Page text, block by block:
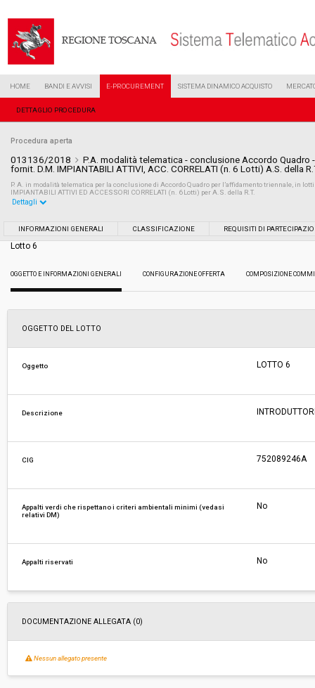
HOME BANDI E AVVISI E-PROCUREMENT SISTEMA DINAMICO ACQUISTO
DETTAGLIO PROCEDURA
Procedura aperta
013136/2018
P.A. modalità telematica - conclusione Accordo
fornit. D.M. IMPIANTABILI ATTIVI, ACC. CORRELATI (n. 6 Lotti) A.S. della
P. A. in modalità telematica per la conclusione di Accordo Quadro per l’affidamento triennale, in
IMPIANTABILI ATTIVI ED ACCESSORI CORRELATI (n. 6 Lotti) per A.S. della R.T.
Tipo di contratto:
Data pubblicazione:
Svolgimento:
Responsabile attuale:
ESTAR - ENTE DI SUPPORTO TECNICO
Dettagli
INFORMAZIONI GENERALI CLASSIFICAZIONE REQUISITI DI
Lotto 6
OGGETTO E INFORMAZIONI GENERALI CONFIGURAZIONE OFFERTA COMPOSIZIONE
OGGETTO DEL LOTTO
Oggetto LOTTO 6
Descrizione
CIG 752089246A
Appalti verdi che rispettano i criteri ambientali minimi (vedasi
relativi DM)
No
Appalti riservati No
DOCUMENTAZIONE ALLEGATA (0)
Nessun allegato presente